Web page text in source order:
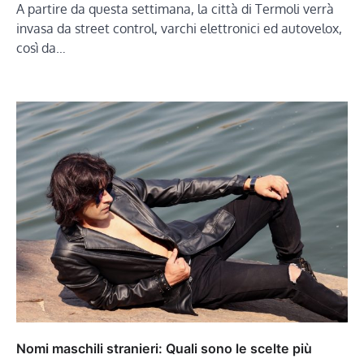
A partire da questa settimana, la città di Termoli verrà
invasa da street control, varchi elettronici ed autovelox,
così da…
Nomi maschili stranieri: Quali sono le scelte più